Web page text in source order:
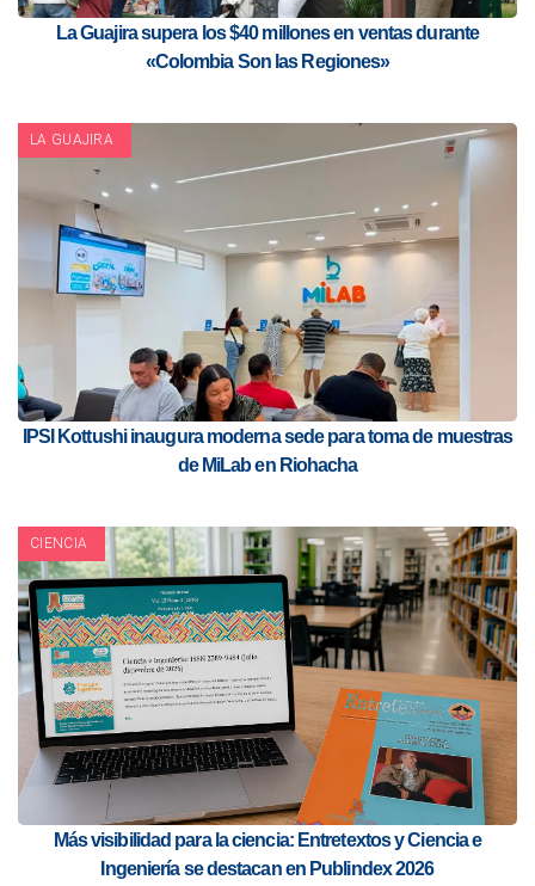
La Guajira supera los $40 millones en ventas durante
«Colombia Son las Regiones»
LA GUAJIRA
IPSI Kottushi inaugura moderna sede para toma de muestras
de MiLab en Riohacha
CIENCIA
Más visibilidad para la ciencia: Entretextos y Ciencia e
Ingeniería se destacan en Publindex 2026